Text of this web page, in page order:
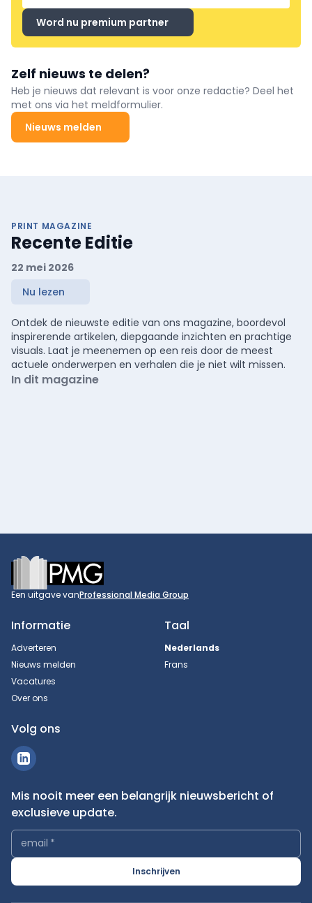
Word nu premium partner
Zelf nieuws te delen?
Heb je nieuws dat relevant is voor onze redactie? Deel het
met ons via het meldformulier.
Nieuws melden
PRINT MAGAZINE
Recente Editie
22 mei 2026
Nu lezen
Ontdek de nieuwste editie van ons magazine, boordevol
inspirerende artikelen, diepgaande inzichten en prachtige
visuals. Laat je meenemen op een reis door de meest
actuele onderwerpen en verhalen die je niet wilt missen.
In dit magazine
Footer
Een uitgave vanProfessional Media Group
Informatie
Adverteren
Nieuws melden
Vacatures
Over ons
Taal
Nederlands
Frans
Volg ons
Mis nooit meer een belangrijk nieuwsbericht of
exclusieve update.
email *
Inschrijven